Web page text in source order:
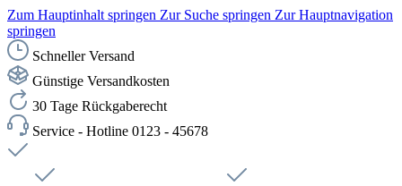
Zum Hauptinhalt springen Zur Suche springen Zur Hauptnavigation
springen
Schneller Versand
Günstige Versandkosten
30 Tage Rückgaberecht
Service - Hotline 0123 - 45678